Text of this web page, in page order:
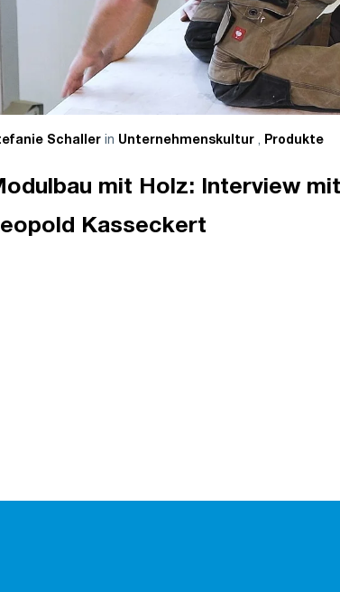
Schallerin Unternehmenskultur , Produkte
mit Holz: Interview mit
Kasseckert